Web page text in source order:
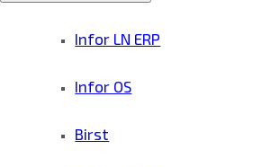
Infor LN ERP
Infor OS
Birst